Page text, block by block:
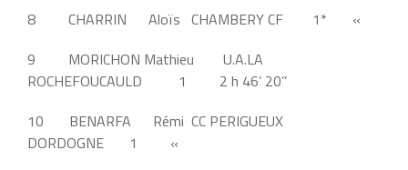
8 CHARRIN Aloïs CHAMBERY CF 1* «
9 MORICHON Mathieu U.A.LA
ROCHEFOUCAULD 1 2 h 46’ 20’’
10 BENARFA Rémi CC PERIGUEUX
DORDOGNE 1 «